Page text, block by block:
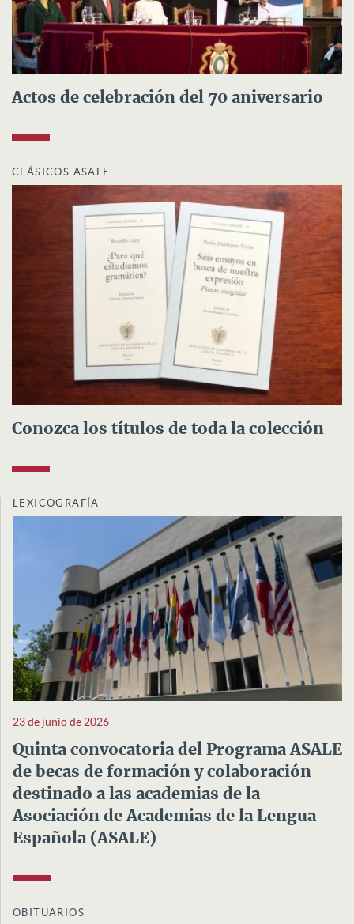
Actos de celebración del 70 aniversario
CLÁSICOS ASALE
Conozca los títulos de toda la colección
LEXICOGRAFÍA
23 de junio de 2026
Quinta convocatoria del Programa ASALE
de becas de formación y colaboración
destinado a las academias de la
Asociación de Academias de la Lengua
Española (ASALE)
OBITUARIOS